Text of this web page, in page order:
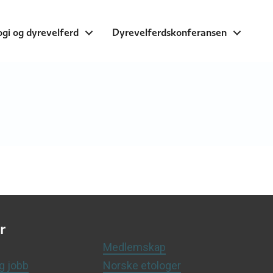
og dyrevelferd Dyrevelferdskonferansen
jobb
Medlemskap
Norske etologer